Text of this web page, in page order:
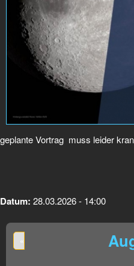
geplante Vortrag muss leider
Datum: 28.03.2026 - 14:00
«